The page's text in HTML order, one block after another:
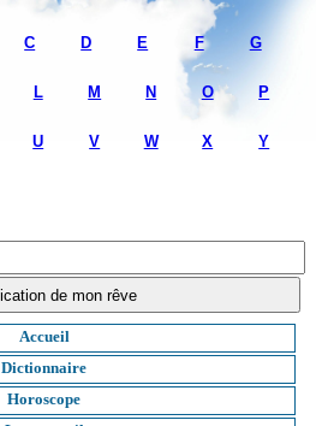
C D E F G
L M N O P
U V W X Y
Accueil
Dictionnaire
Horoscope